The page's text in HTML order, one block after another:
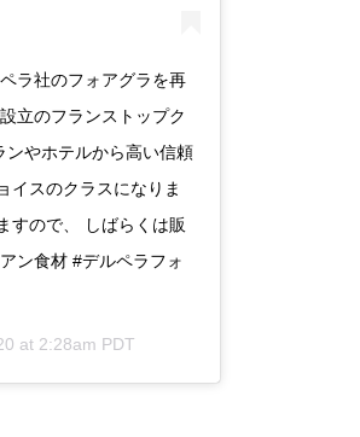
ラ社のフォアグラを再
立のフランストップク
ンやホテルから高い信頼
イスのクラスになりま
すので、 しばらくは販
ン食材 #デルペラフォ
at 2:28am PDT